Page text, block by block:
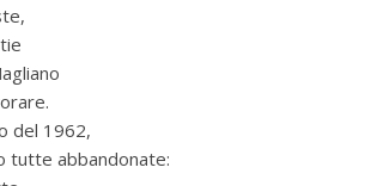
del 1962,
tutte abbandonate: